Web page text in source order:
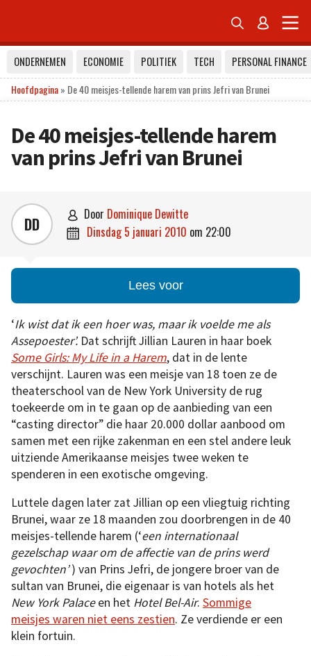
 
ONDERNEMEN ECONOMIE POLITIEK TECH
PERSONAL FINANCE
Hoofdpagina» De 40 meisjes-tellende harem van prins Jefri van Brunei
De 40 meisjes-tellende harem
van prins Jefri van Brunei
DD  door Dominique Dewitte
 dinsdag 5 januari 2010 om 22:00
Lees voor
‘Ik wist dat ik een hoer was, maar ik voelde me als
Assepoester’. Dat schrijftJillian Lauren in haar boek
Some Girls: My Life in a Harem, dat in de lente
verschijnt. Lauren was een meisje van 18 toen ze de
theaterschool van de New York University de rug
toekeerde om in te gaan op de aanbieding van een
“casting director” die haar 20.000 dollar aanbood om
samen met een rijke zakenman en een stel andere leuk
uitziende Amerikaanse meisjes twee weken te
spenderen in een exotische omgeving.
Luttele dagen later zat Jillian op een vliegtuig richting
Brunei, waar ze 18 maanden zou doorbrengen in de 40
meisjes-tellende harem (‘een internationaal
gezelschap waar om de affectie van de prins werd
gevochten’) van Prins Jefri, de jongere broer van de
sultan van Brunei, die eigenaar is van hotels als het
New York Palaceen het Hotel Bel-Air. Sommige
meisjes waren niet eens zestien. Ze verdiende er een
klein fortuin.